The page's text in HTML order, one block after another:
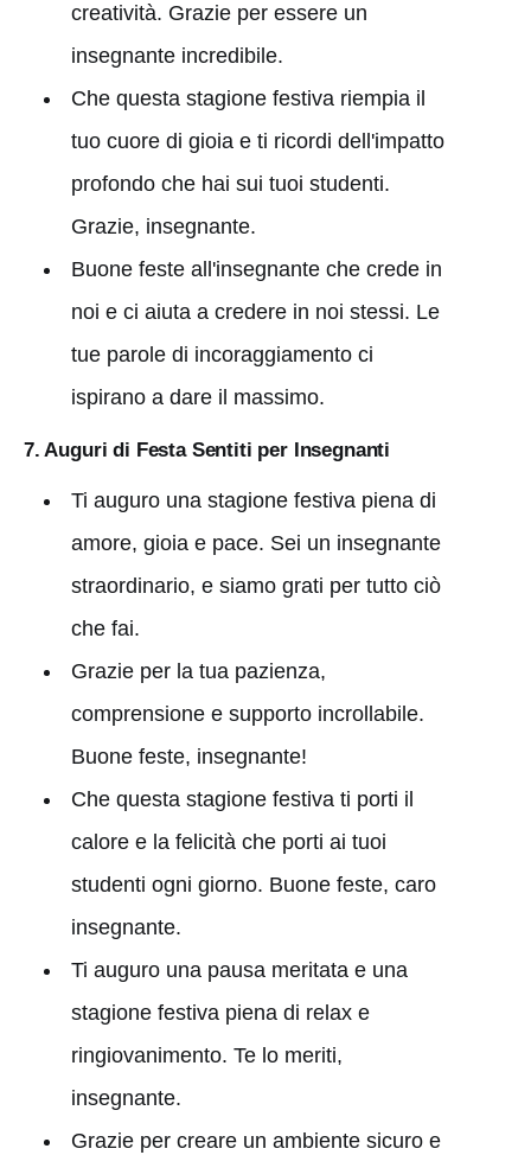
creatività. Grazie per essere un
insegnante incredibile.
Che questa stagione festiva riempia il
tuo cuore di gioia e ti ricordi dell'impatto
profondo che hai sui tuoi studenti.
Grazie, insegnante.
Buone feste all'insegnante che crede in
noi e ci aiuta a credere in noi stessi. Le
tue parole di incoraggiamento ci
ispirano a dare il massimo.
7. Auguri di Festa Sentiti per Insegnanti
Ti auguro una stagione festiva piena di
amore, gioia e pace. Sei un insegnante
straordinario, e siamo grati per tutto ciò
che fai.
Grazie per la tua pazienza,
comprensione e supporto incrollabile.
Buone feste, insegnante!
Che questa stagione festiva ti porti il
calore e la felicità che porti ai tuoi
studenti ogni giorno. Buone feste, caro
insegnante.
Ti auguro una pausa meritata e una
stagione festiva piena di relax e
ringiovanimento. Te lo meriti,
insegnante.
Grazie per creare un ambiente sicuro e